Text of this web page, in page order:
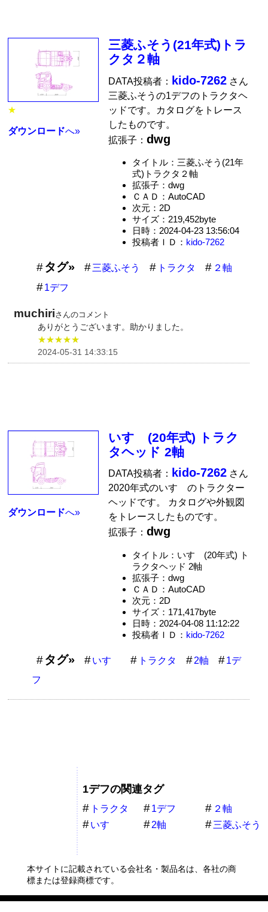
★
ダウンロードへ»
三菱ふそう(21年式)トラ
クタ２軸
DATA投稿者： kido-7262 さん
三菱ふそうの1デフのトラクタヘ
ッドです。カタログをトレース
したものです。
拡張子：dwg
タイトル：三菱ふそう(21年
式)トラクタ２軸
拡張子：dwg
ＣＡＤ：AutoCAD
次元：2D
サイズ：219,452byte
日時：2024-04-23 13:56:04
投稿者ＩＤ： kido-7262
タグ» 三菱ふそう トラクタ
２軸
1デフ
muchiriさんのコメント
ありがとうございます。助かりました。
★★★★★
2024-05-31 14:33:15
ダウンロードへ»
いすゞ(20年式) トラク
タヘッド 2軸
DATA投稿者： kido-7262 さん
2020年式のいすゞのトラクター
ヘッドです。 カタログや外観図
をトレースしたものです。
拡張子：dwg
タイトル：いすゞ(20年式) ト
ラクタヘッド 2軸
拡張子：dwg
ＣＡＤ：AutoCAD
次元：2D
サイズ：171,417byte
日時：2024-04-08 11:12:22
投稿者ＩＤ： kido-7262
タグ» いすゞ トラクタ 2軸
1デ
フ
1デフの関連タグ
トラクタ 1デフ
２軸
いすゞ
2軸 三菱ふそう
本サイトに記載されている会社名・製品名は、各社の商
標または登録商標です。